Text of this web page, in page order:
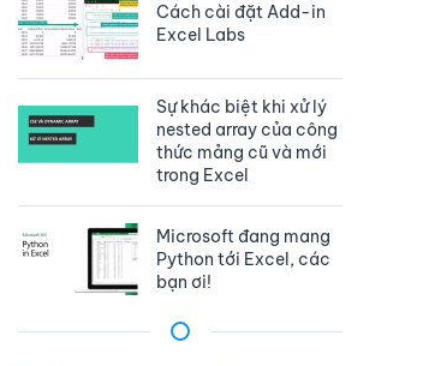
Cách cài đặt Add-in
Excel Labs
Sự khác biệt khi xử lý
nested array của công
thức mảng cũ và mới
trong Excel
Microsoft đang mang
Python tới Excel, các
bạn ơi!